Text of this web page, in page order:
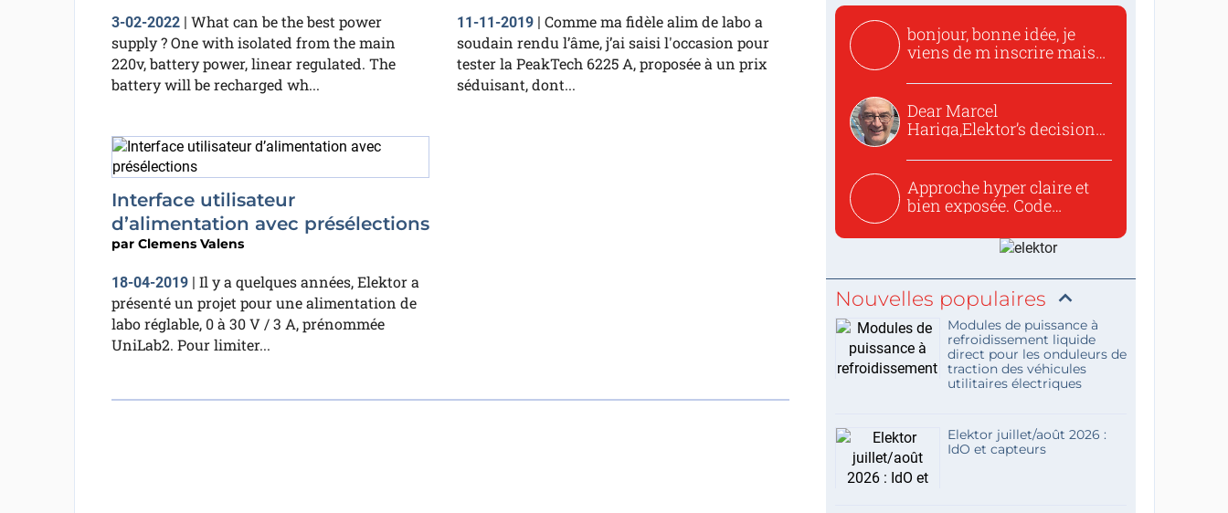
3-02-2022| What can be the best power
supply ? One with isolated from the main
220v, battery power, linear regulated. The
battery will be recharged wh...
11-11-2019 | Comme ma fidèle alim de labo a
soudain rendu l’âme, j’ai saisi l'occasion pour
tester la PeakTech 6225 A, proposée à un prix
séduisant, dont...
Interface utilisateur
d’alimentation avec présélections
par Clemens Valens
18-04-2019| Il y a quelques années, Elektor a
présenté un projet pour une alimentation de
labo réglable, 0 à 30 V / 3 A, prénommée
UniLab2. Pour limiter...
bonjour, bonne idée, je
viens de m inscrire mais
Dear Marcel
Hariga,Elektor’s decision
Approche hyper claire et
bien exposée. Code
Nouvelles populaires
Modules de puissance à
refroidissement liquide
direct pour les onduleurs de
traction des véhicules
utilitaires électriques
Elektor juillet/août 2026 :
IdO et capteurs